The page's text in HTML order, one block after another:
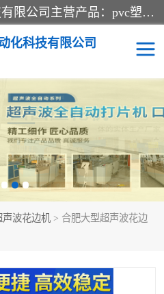
常州联宇机电自动化科技有限公司主营产品：pvc塑料焊机、高频热合机、软膜天花压边机、服装布料凹凸压花机、布料3d压印设备、服装植胶设备、超声波布料花边机、无纺布热合机、全自动压花机。
化科技有限公司
声波花边机 > 合肥大型超声波花边
超声波热合机
超声波花边机
凹凸压花机压标机
双头服装凹凸压花机
自动超声波打片成型机